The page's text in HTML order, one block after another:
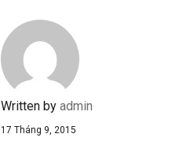
Written by admin
17 Tháng 9, 2015